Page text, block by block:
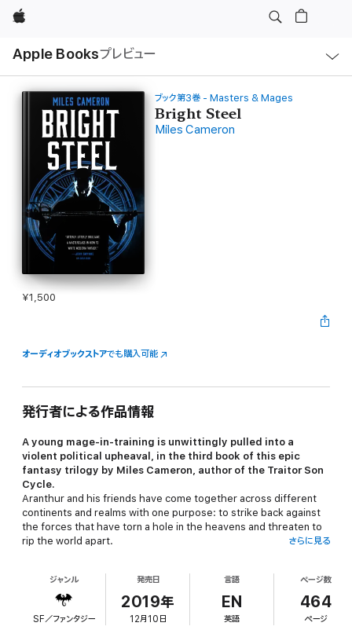
Apple
Apple Booksプレビュー
ル
ブック第3巻 - Masters & Mages
Bright Steel
Miles Cameron
¥1,500
オーディオブックストアでも購入可能
発行者による作品情報
A young mage-in-training is unwittingly pulled into a
violent political upheaval, in the third book of this epic
fantasy trilogy by Miles Cameron, author of the Traitor Son
Cycle.
Aranthur and his friends have come together across different
continents and realms with one purpose: to strike back against
the forces that have torn a hole in the heavens and threaten to
rip the world apart.
allies to betray long-corrupt rules. But will Aranthur, a twenty-
year-old student, really be able to bring them all together? And
what will they do when their plans inevitably fall to pieces?
Masters & Mages
Cold Iron Dark Forge
Bright Steel
さらに見る
ジャンル
SF／ファンタジー
発売日
2019年
12月10日
言語
EN
英語
ページ数
464
ページ